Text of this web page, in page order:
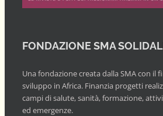
FONDAZIONE SMA
Una fondazione creata dalla SMA con il
sviluppo in Africa. Finanzia progetti
campi di salute, sanità, formazione,
ed emergenze.